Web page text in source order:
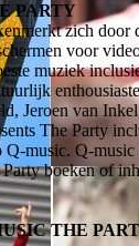
PARTY
zich door
voor
muziek
Jeroen van
The Party
music. Q-
boeken of
THE